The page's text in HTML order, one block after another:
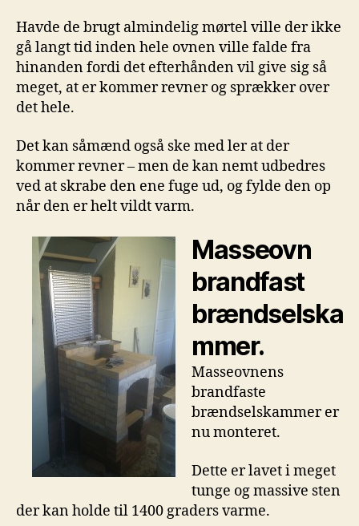
Havde de brugt almindelig mørtel ville der ikke
gå langt tid inden hele ovnen ville falde fra
hinanden fordi det efterhånden vil give sig så
meget, at er kommer revner og sprækker over
det hele.
Det kan såmænd også ske med ler at der
kommer revner – men de kan nemt udbedres
ved at skrabe den ene fuge ud, og fylde den op
når den er helt vildt varm.
Masseovn
brandfast
brændselska
mmer.
Masseovnens
brandfaste
brændselskammer er
nu monteret.
Dette er lavet i meget
tunge og massive sten
der kan holde til 1400 graders varme.